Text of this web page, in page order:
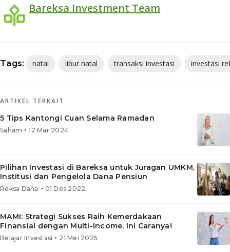
Bareksa Investment Team
Tags: natal libur natal transaksi investasi investasi
ARTIKEL TERKAIT
5 Tips Kantongi Cuan Selama Ramadan
Saham • 12 Mar 2024
Pilihan Investasi di Bareksa untuk Juragan UMKM,
Institusi dan Pengelola Dana Pensiun
Reksa Dana • 01 Des 2022
MAMI: Strategi Sukses Raih Kemerdakaan
Finansial dengan Multi-Income, Ini Caranya!
Belajar Investasi • 21 Mei 2025